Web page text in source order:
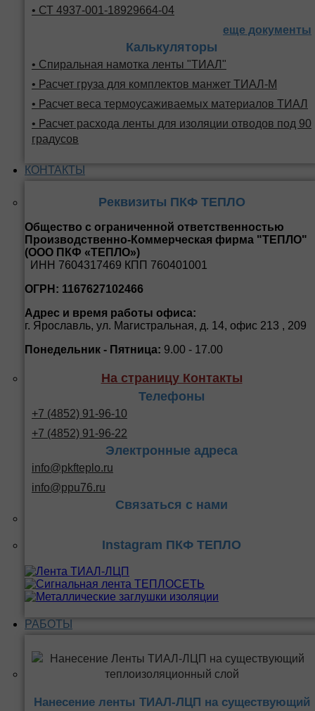
• СТ 4937-001-18929664-04
еще документы
Калькуляторы
• Спиральная намотка ленты "ТИАЛ"
• Расчет груза для комплектов манжет ТИАЛ-М
• Расчет веса термоусаживаемых материалов ТИАЛ
• Расчет расхода ленты для изоляции отводов под 90
градусов
КОНТАКТЫ
Реквизиты ПКФ ТЕПЛО
Общество с ограниченной ответственностью
Производственно-Коммерческая фирма "ТЕПЛО"
(ООО ПКФ «ТЕПЛО»)
ИНН 7604317469 КПП 760401001
ОГРН: 1167627102466
Адрес и время работы офиса:
г. Ярославль, ул. Магистральная, д. 14, офис 213 , 209
Понедельник - Пятница: 9.00 - 17.00
На страницу Контакты
Телефоны
+7 (4852) 91-96-10
+7 (4852) 91-96-22
Электронные адреса
info@pkfteplo.ru
info@ppu76.ru
Связаться с нами
Instagram ПКФ ТЕПЛО
РАБОТЫ
Нанесение ленты ТИАЛ-ЛЦП на существующий